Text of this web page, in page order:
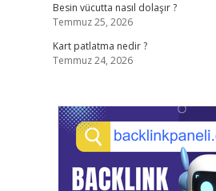
Besin vücutta nasıl dolaşır ?
Temmuz 25, 2026
Kart patlatma nedir ?
Temmuz 24, 2026